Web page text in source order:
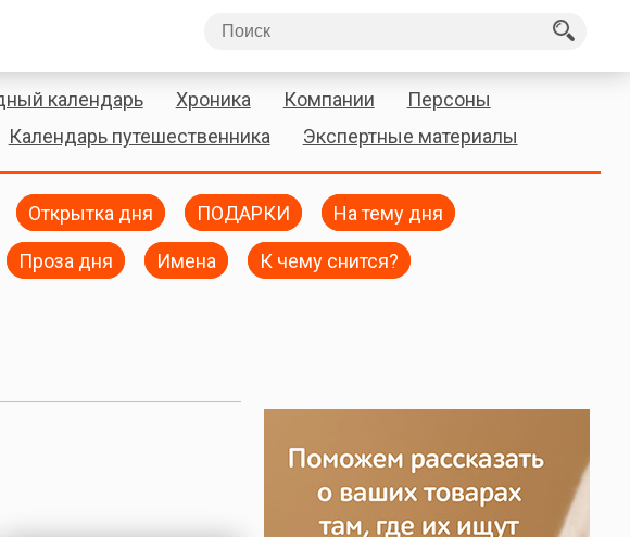
календарь Хроника Компании
Персоны
Календарь путешественника Экспертные материалы
Открытка дня ПОДАРКИ На тему дня
Проза дня Имена К чему снится?